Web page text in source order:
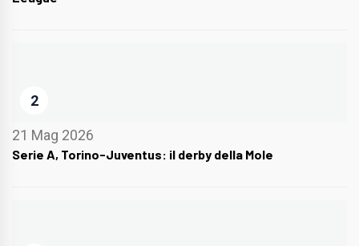
2
21 Mag 2026
Serie A, Torino-Juventus: il derby della Mole